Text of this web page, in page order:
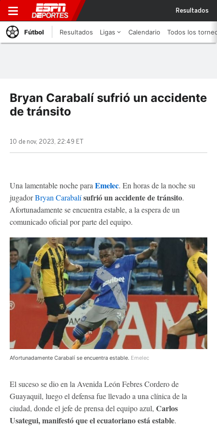
Resultados
Fútbol Resultados Ligas Calendario Todos los
Bryan Carabalí sufrió un accidente
de tránsito
10 de nov, 2023, 22:49 ET
Una lamentable noche para Emelec. En horas de la noche su
jugadorBryan Carabalísufrió un accidente de tránsito.
Afortunadamente se encuentra estable, a la espera de un
comunicado oficial por parte del equipo.
Afortunadamente Carabalí se encuentra estable. Emelec
El suceso se dio en la Avenida León Febres Cordero de
Guayaquil, luego el defensa fue llevado a una clínica de la
ciudad, donde el jefe de prensa del equipo azul, Carlos
Usategui, manifestó que el ecuatoriano está estable.